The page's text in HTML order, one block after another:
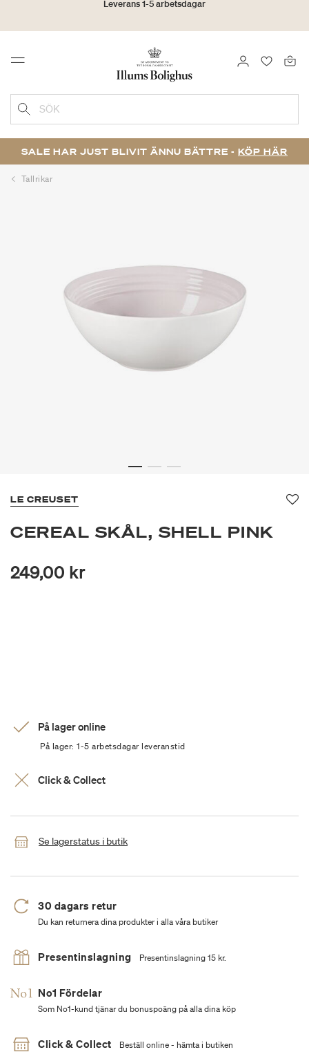
30 dagars returrätt
Menu LOGGA IN
SÖK
SALE HAR JUST BLIVIT ÄNNU BÄTTRE - KÖP HÄR
Tallrikar
LE CREUSET
CEREAL SKÅL, SHELL PINK
249,00 kr
På lager online
På lager: 1-5 arbetsdagar leveranstid
Click & Collect
Se lagerstatus i butik
30 dagars retur
Du kan returnera dina produkter i alla våra butiker
Presentinslagning Presentinslagning 15 kr.
No1 Fördelar
Som No1-kund tjänar du bonuspoäng på alla dina köp
Click & Collect Beställ online - hämta i butiken